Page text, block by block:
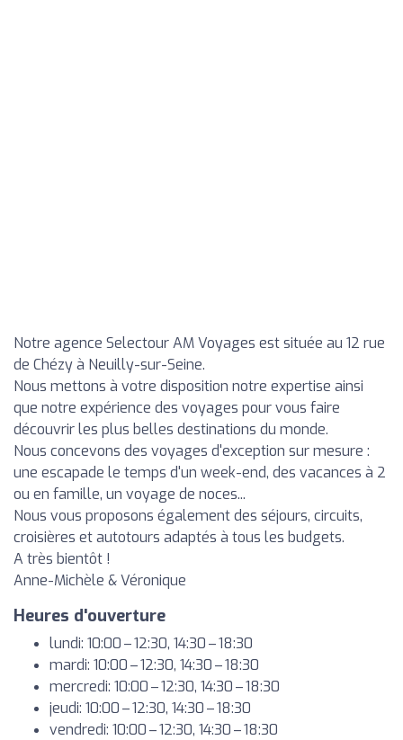
Notre agence Selectour AM Voyages est située au 12 rue
de Chézy à Neuilly-sur-Seine.
Nous mettons à votre disposition notre expertise ainsi
que notre expérience des voyages pour vous faire
découvrir les plus belles destinations du monde.
Nous concevons des voyages d'exception sur mesure :
une escapade le temps d'un week-end, des vacances à 2
ou en famille, un voyage de noces...
Nous vous proposons également des séjours, circuits,
croisières et autotours adaptés à tous les budgets.
A très bientôt !
Anne-Michèle & Véronique
Heures d'ouverture
lundi: 10:00 – 12:30, 14:30 – 18:30
mardi: 10:00 – 12:30, 14:30 – 18:30
mercredi: 10:00 – 12:30, 14:30 – 18:30
jeudi: 10:00 – 12:30, 14:30 – 18:30
vendredi: 10:00 – 12:30, 14:30 – 18:30